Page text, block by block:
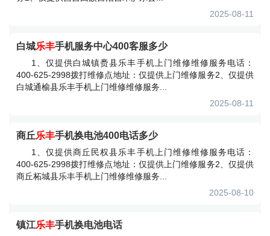
2025-08-11
白城乐丰手机服务中心400客服多少
1、仅提供白城镇赉县乐丰手机上门维修维修服务电话：
400-625-2998拨打维修点地址：仅提供上门维修服务2、仅提供
白城通榆县乐丰手机上门维修维修服务...
2025-08-11
商丘乐丰手机换电池400电话多少
1、仅提供商丘民权县乐丰手机上门维修维修服务电话：
400-625-2998拨打维修点地址：仅提供上门维修服务2、仅提供
商丘柘城县乐丰手机上门维修维修服务...
2025-08-10
镇江乐丰手机换电池电话